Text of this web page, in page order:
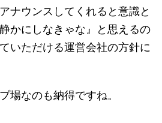
ナウンスしてくれると意識と
かにしなきゃな』と思えるの
いただける運営会社の方針に
場なのも納得ですね。